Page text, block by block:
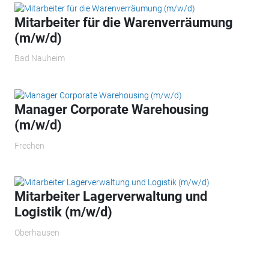
Mitarbeiter für die Warenverräumung
(m/w/d)
Bad Nauheim
Manager Corporate Warehousing
(m/w/d)
Frechen
Mitarbeiter Lagerverwaltung und
Logistik (m/w/d)
Oberhausen